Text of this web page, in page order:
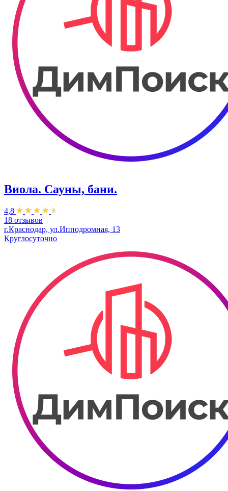
Виола. Сауны, бани.
4,8
18 отзывов
г.Краснодар, ул.Ипподромная, 13
Круглосуточно